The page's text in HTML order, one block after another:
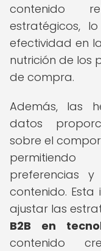
contenido
estratégicos,
efectividad en
nutrición de los
de compra.
Además, las
datos
sobre el
preferencias
contenido.
ajustar las
B2B en
contenido